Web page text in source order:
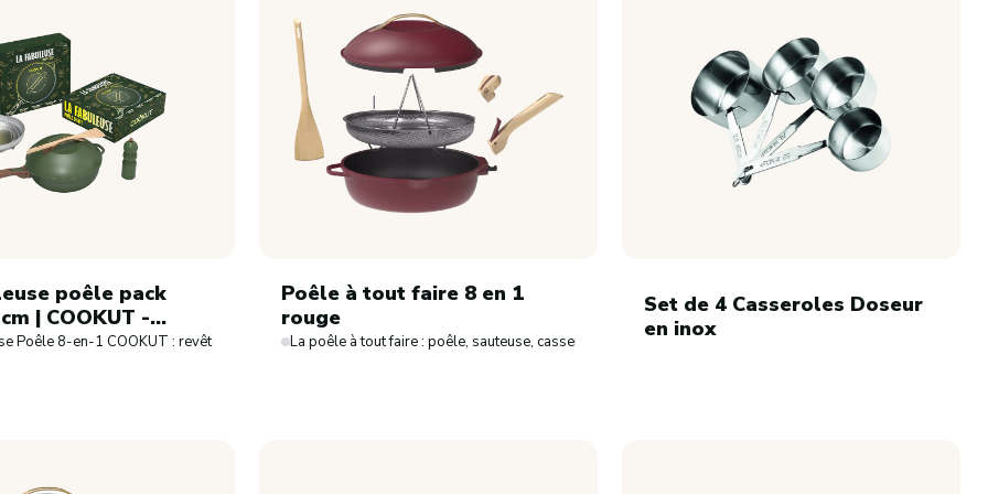
Ovoproduits
Ovoproduits frais
Ovoproduits surgelés
Ovoproduits ambiants
Alternative végétale
Sucre vanillé
poêle pack
| COOKUT -
Poêle 8-en-1 COOKUT : revêtement sans PFAS, compatible four et induction pour cuire, rôtir, mijoter et frire sans encombrer vos cuisines !
Poêle à tout faire 8 en 1
rouge
La poêle à tout faire : poêle, sauteuse, casserole, cocotte, plat au four etc..
Set de 4 Casseroles Doseur
en inox